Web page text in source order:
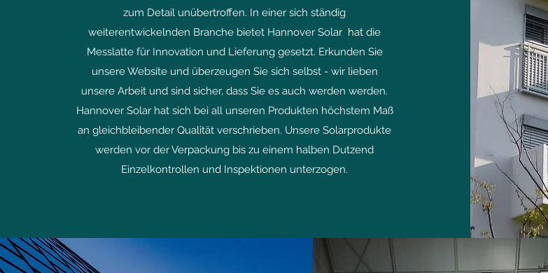
zum Detail unübertroffen. In einer sich ständig
weiterentwickelnden Branche bietet Hannover Solar hat die
Messlatte für Innovation und Lieferung gesetzt. Erkunden Sie
unsere Website und überzeugen Sie sich selbst - wir lieben
unsere Arbeit und sind sicher, dass Sie es auch werden werden.
Hannover Solar hat sich bei all unseren Produkten höchstem Maß
an gleichbleibender Qualität verschrieben. Unsere Solarprodukte
werden vor der Verpackung bis zu einem halben Dutzend
Einzelkontrollen und Inspektionen unterzogen.